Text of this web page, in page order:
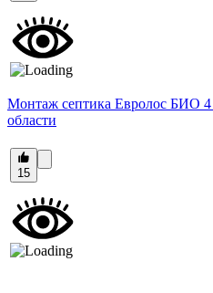
Монтаж септика Евролос БИО
области
15